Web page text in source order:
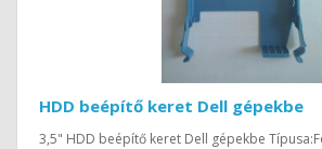
HDD beépítő keret Dell gépekbe
3,5" HDD beépítő keret Dell gépekbe